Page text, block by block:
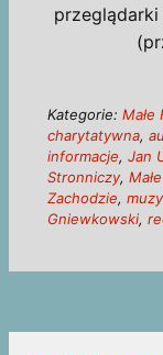
Kategorie: Małe
charytatywna,
informacje, Jan
Stronniczy,
Zachodzie,
Gniewkowski,